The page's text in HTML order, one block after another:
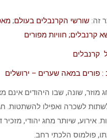
זה: שורשי הקרנבלים בעולם;
קרנבלים; חוויות מפורים
קרנבלים
: פורים במאה שערים – ירושלים
מוזר, שונה, שבו היהודים
לשכרה ואפילו להשתטות.
אירוע, שיותר מחג יהודי,
פולמוס הלכתי רחב.